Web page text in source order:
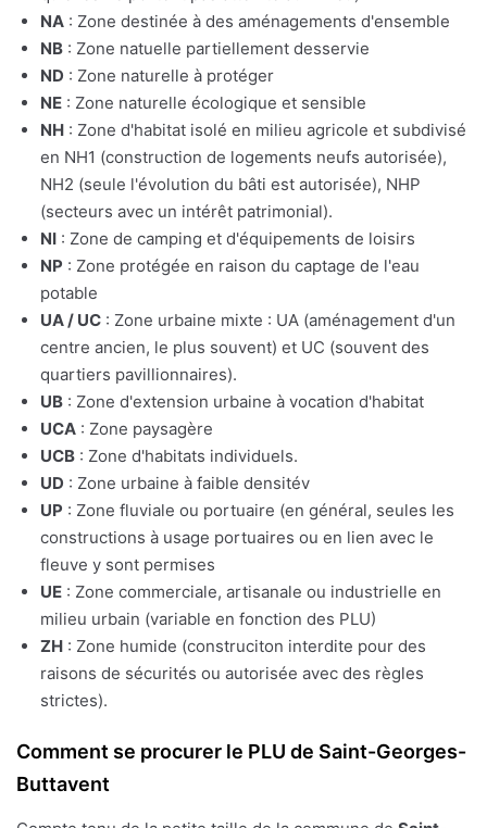
NA : Zone destinée à des aménagements d'ensemble
NB : Zone natuelle partiellement desservie
ND : Zone naturelle à protéger
NE : Zone naturelle écologique et sensible
NH : Zone d'habitat isolé en milieu agricole et subdivisé
en NH1 (construction de logements neufs autorisée),
NH2 (seule l'évolution du bâti est autorisée), NHP
(secteurs avec un intérêt patrimonial).
NI : Zone de camping et d'équipements de loisirs
NP : Zone protégée en raison du captage de l'eau
potable
UA / UC : Zone urbaine mixte : UA (aménagement d'un
centre ancien, le plus souvent) et UC (souvent des
quartiers pavillionnaires).
UB : Zone d'extension urbaine à vocation d'habitat
UCA : Zone paysagère
UCB : Zone d'habitats individuels.
UD : Zone urbaine à faible densitév
UP : Zone fluviale ou portuaire (en général, seules les
constructions à usage portuaires ou en lien avec le
fleuve y sont permises
UE : Zone commerciale, artisanale ou industrielle en
milieu urbain (variable en fonction des PLU)
ZH : Zone humide (construciton interdite pour des
raisons de sécurités ou autorisée avec des règles
strictes).
Comment se procurer le PLU de Saint-Georges-
Buttavent